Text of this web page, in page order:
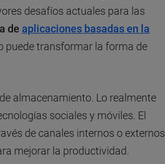
desafíos actuales para las
de aplicaciones basadas en la
puede transformar la forma de
almacenamiento. Lo realmente
sociales y móviles. El
de canales internos o externos
mejorar la productividad.